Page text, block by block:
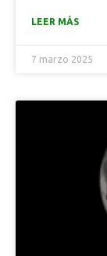
LEER MÁS
7 marzo 2025